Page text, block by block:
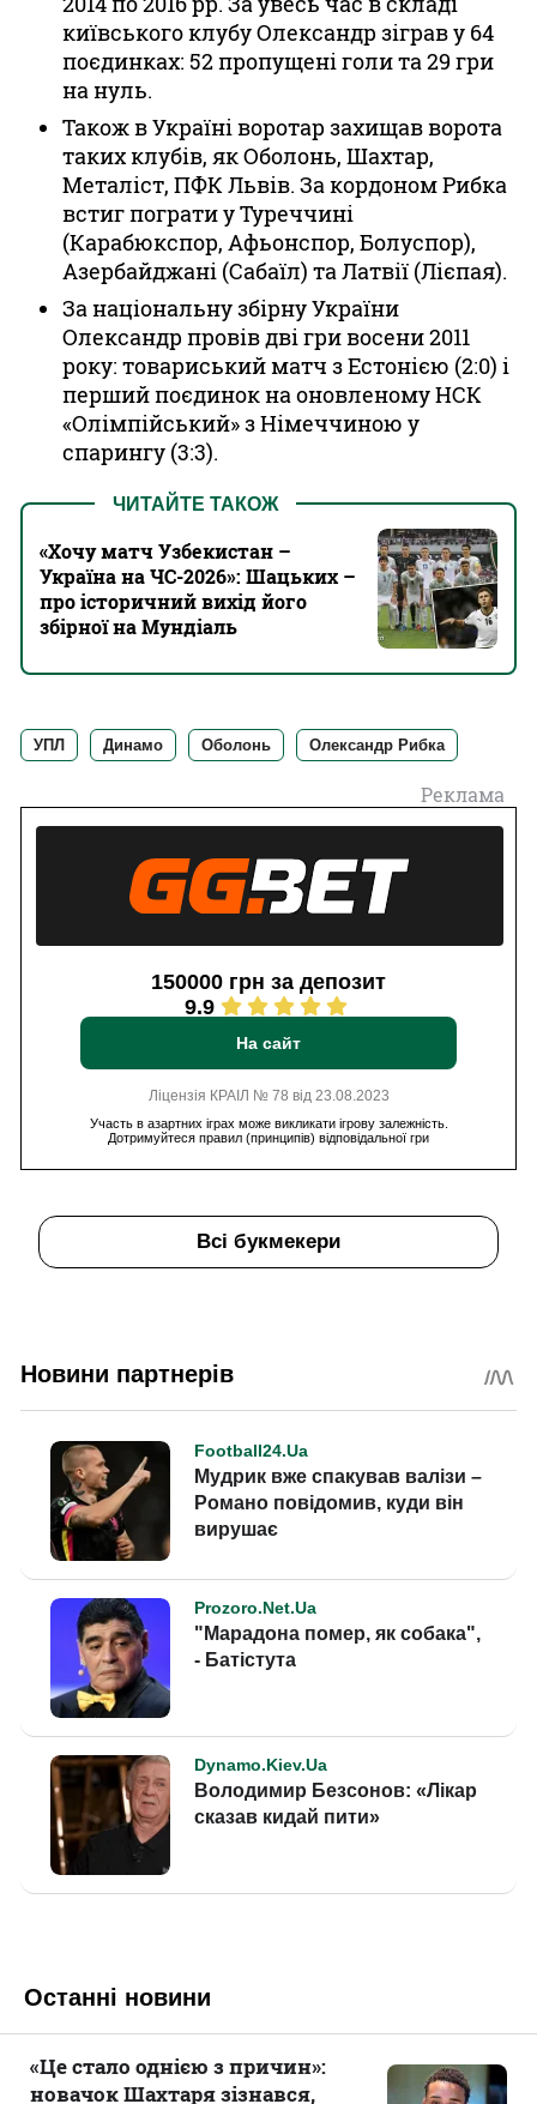
київського клубу Олександр зіграв у 64
поєдинках: 52 пропущені голи та 29 гри
на нуль.
Також в Україні воротар захищав ворота
таких клубів, як Оболонь, Шахтар,
Металіст, ПФК Львів. За кордоном Рибка
встиг пограти у Туреччині
(Карабюкспор, Афьонспор, Болуспор),
Азербайджані (Сабаїл) та Латвії (Лієпая).
За національну збірну України
Олександр провів дві гри восени 2011
року: товариський матч з Естонією (2:0) і
перший поєдинок на оновленому НСК
«Олімпійський» з Німеччиною у
спарингу (3:3).
ЧИТАЙТЕ ТАКОЖ
«Хочу матч Узбекистан –
Україна на ЧС-2026»: Шацьких –
про історичний вихід його
збірної на Мундіаль
УПЛ Динамо Оболонь Олександр Рибка
Реклама
150000 грн за депозит
9.9
На сайт
Ліцензія КРАІЛ № 78 від 23.08.2023
Участь в азартних іграх може викликати ігрову залежність.
Дотримуйтеся правил (принципів) відповідальної гри
Всі букмекери
Останні новини
«Це стало однією з причин»:
новачок Шахтаря зізнався,